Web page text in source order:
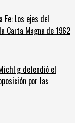
Los ejes del
Carta Magna de 1962
defendió el
por las